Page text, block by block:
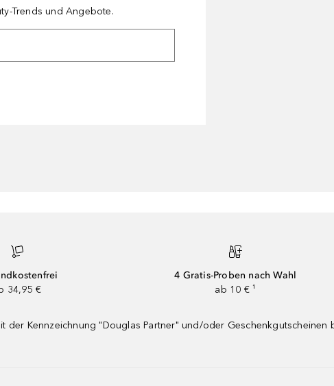
Trends und Angebote.
34,95 €
4 Gratis-Proben nach Wahl
ab 10 € ¹
Kennzeichnung "Douglas Partner" und/oder Geschenkgutscheinen